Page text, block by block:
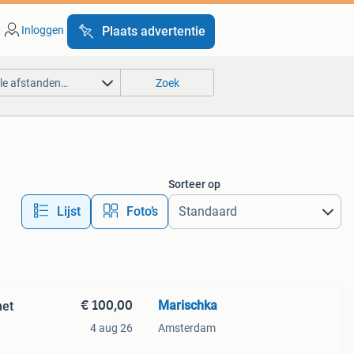
Inloggen Plaats advertentie
afstanden… Zoek
Lijst Foto’s
Sorteer op
€ 100,00
4 aug 26
Marischka
Amsterdam